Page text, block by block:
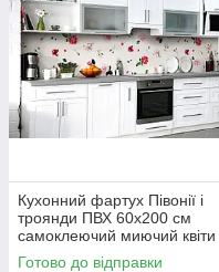
Кухонний фартух Півонії і
троянди ПВХ 60х200 см
самоклеючий миючий квіти
Білий Happy Pocket Z183373
Готово до відправки